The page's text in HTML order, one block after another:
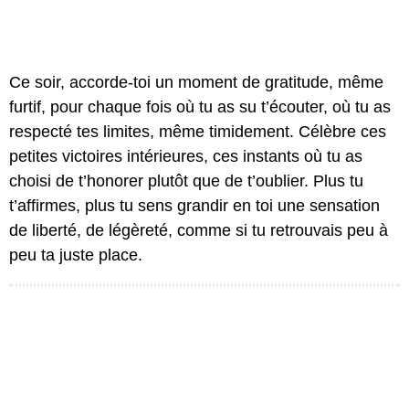
Ce soir, accorde-toi un moment de gratitude, même
furtif, pour chaque fois où tu as su t’écouter, où tu as
respecté tes limites, même timidement. Célèbre ces
petites victoires intérieures, ces instants où tu as
choisi de t’honorer plutôt que de t’oublier. Plus tu
t’affirmes, plus tu sens grandir en toi une sensation
de liberté, de légèreté, comme si tu retrouvais peu à
peu ta juste place.